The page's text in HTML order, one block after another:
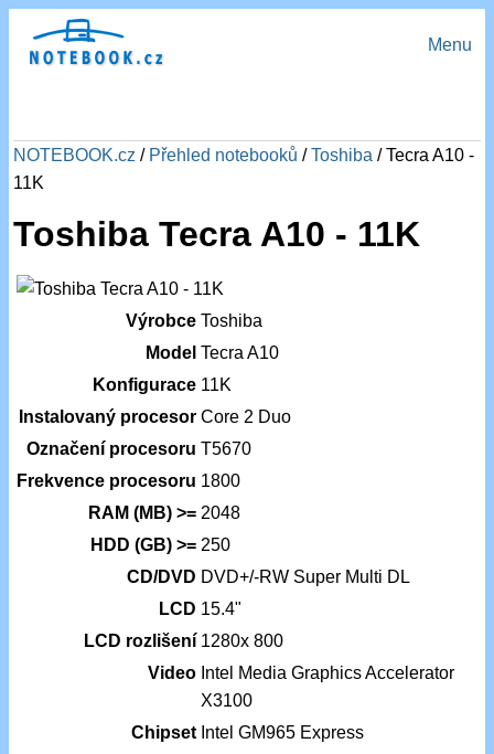
Menu
NOTEBOOK.cz / Přehled notebooků /Toshiba / Tecra A10 -
11K
Toshiba Tecra A10 - 11K
Výrobce Toshiba
Model Tecra A10
Konfigurace 11K
Instalovaný procesor Core 2 Duo
Označení procesoru T5670
Frekvence procesoru 1800
RAM (MB) >= 2048
HDD (GB) >= 250
CD/DVD DVD+/-RW Super Multi DL
LCD 15.4"
LCD rozlišení 1280x 800
Video Intel Media Graphics Accelerator
X3100
Chipset Intel GM965 Express